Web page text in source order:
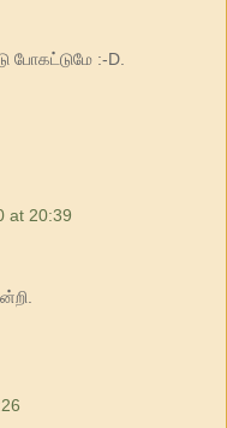
போகட்டுமே :-D.
at 20:39